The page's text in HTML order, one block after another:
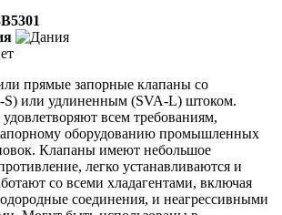
прямые запорные клапаны со
S) или удлиненным (SVA-L) штоком.
всем требованиям,
оборудованию промышленных
Клапаны имеют небольшое
легко устанавливаются и
со всеми хладагентами, включая
соединения, и неагрессивными